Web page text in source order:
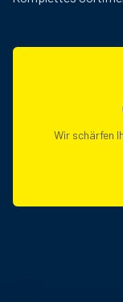
Wir schärfen